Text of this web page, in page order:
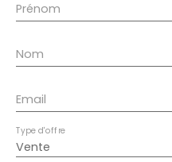
Prénom
Nom
Email
Vente
Type d'offre